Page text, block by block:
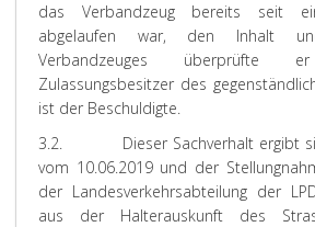
das Verbandzeug bereits seit
abgelaufen war, den Inhalt
Verbandzeuges
Zulassungsbesitzer des
ist der Beschuldigte.
3.2. Dieser Sachverhalt ergibt
vom 10.06.2019 und der
der Landesverkehrsabteilung der
aus der Halterauskunft des